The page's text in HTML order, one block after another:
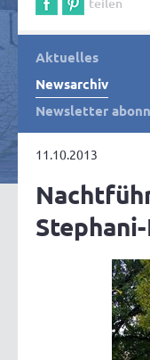
Aktuelles
Newsarchiv
Newsletter
11.10.2013